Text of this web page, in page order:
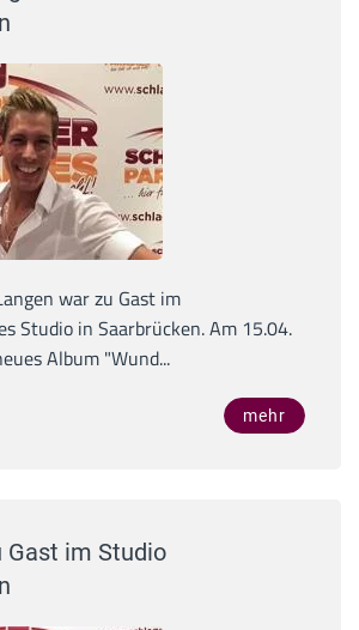
war zu Gast im
Studio in Saarbrücken. Am 15.04.
Album "Wund...
mehr
Gast im Studio